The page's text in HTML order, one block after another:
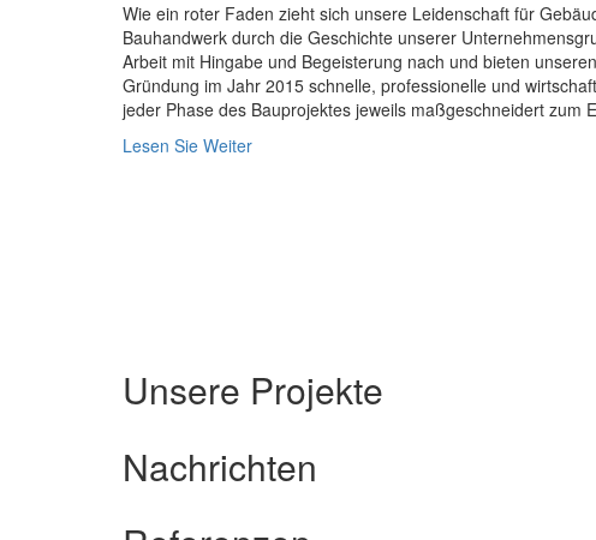
Wie ein roter Faden zieht sich unsere Leidenschaft für
Bauhandwerk durch die Geschichte unserer
Arbeit mit Hingabe und Begeisterung nach und bieten
Gründung im Jahr 2015 schnelle, professionelle und
jeder Phase des Bauprojektes jeweils maßgeschneidert zum
Lesen Sie Weiter
Unsere Projekte
Nachrichten